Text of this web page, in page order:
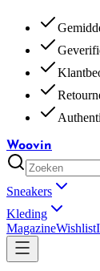
Woovin
Sneakers
Kleding
MagazineWishlist